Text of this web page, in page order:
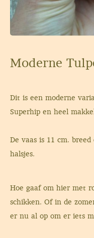
Moderne
Dit is een moderne
Superhip en heel
De vaas is 11 cm.
halsjes.
Hoe gaaf om hier met
schikken. Of in de
er nu al op om er iets